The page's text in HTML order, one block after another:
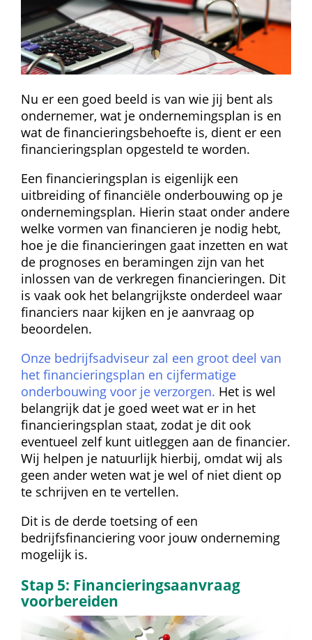
Nu er een goed beeld is van wie jij bent als
ondernemer, wat je ondernemingsplan is en
wat de financieringsbehoefte is, dient er een
financieringsplan opgesteld te worden.
Een financieringsplan is eigenlijk een
uitbreiding of financiële onderbouwing op je
ondernemingsplan. Hierin staat onder andere
welke vormen van financieren je nodig hebt,
hoe je die financieringen gaat inzetten en wat
de prognoses en beramingen zijn van het
inlossen van de verkregen financieringen. Dit
is vaak ook het belangrijkste onderdeel waar
financiers naar kijken en je aanvraag op
beoordelen.
Onze bedrijfsadviseur zal een groot deel van
het financieringsplan en cijfermatige
onderbouwing voor je verzorgen. Het is wel
belangrijk dat je goed weet wat er in het
financieringsplan staat, zodat je dit ook
eventueel zelf kunt uitleggen aan de financier.
Wij helpen je natuurlijk hierbij, omdat wij als
geen ander weten wat je wel of niet dient op
te schrijven en te vertellen.
Dit is de derde toetsing of een
bedrijfsfinanciering voor jouw onderneming
mogelijk is.
Stap 5: Financieringsaanvraag
voorbereiden